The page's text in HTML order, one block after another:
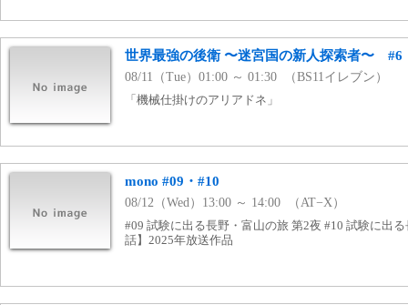
世界最強の後衛 〜迷宮国の新人探索者〜 #6
08/11（Tue）01:00 ～ 01:30 （BS11イレブン）
「機械仕掛けのアリアドネ」
mono #09・#10
08/12（Wed）13:00 ～ 14:00 （AT−X）
#09 試験に出る長野・富山の旅 第2夜 #10 試験に出
話】2025年放送作品